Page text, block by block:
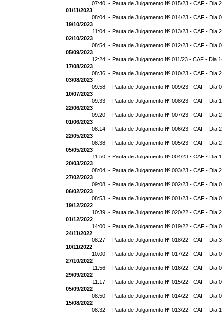
07:40 - Pauta de Julgamento Nº 015/23 - CAF - Dia
01/11/2023
08:04 - Pauta de Julgamento Nº 014/23 - CAF - Dia
19/10/2023
11:04 - Pauta de Julgamento Nº 013/23 - CAF - Dia
02/10/2023
08:54 - Pauta de Julgamento Nº 012/23 - CAF - Dia
05/09/2023
12:24 - Pauta de Julgamento Nº 011/23 - CAF - Dia
17/08/2023
08:36 - Pauta de Julgamento Nº 010/23 - CAF - Dia
03/08/2023
09:58 - Pauta de Julgamento Nº 009/23 - CAF - Dia
10/07/2023
09:33 - Pauta de Julgamento Nº 008/23 - CAF - Dia
22/06/2023
09:20 - Pauta de Julgamento Nº 007/23 - CAF - Dia
01/06/2023
08:14 - Pauta de Julgamento Nº 006/23 - CAF - Dia
22/05/2023
08:38 - Pauta de Julgamento Nº 005/23 - CAF - Dia
05/05/2023
11:50 - Pauta de Julgamento Nº 004/23 - CAF - Dia
20/03/2023
08:04 - Pauta de Julgamento Nº 003/23 - CAF - Dia
27/02/2023
09:08 - Pauta de Julgamento Nº 002/23 - CAF - Dia
06/02/2023
08:53 - Pauta de Julgamento Nº 001/23 - CAF - Dia
19/12/2022
10:39 - Pauta de Julgamento Nº 020/22 - CAF - Dia
01/12/2022
14:00 - Pauta de Julgamento Nº 019/22 - CAF - Dia
24/11/2022
08:27 - Pauta de Julgamento Nº 018/22 - CAF - Dia
10/11/2022
10:00 - Pauta de Julgamento Nº 017/22 - CAF - Dia
27/10/2022
11:56 - Pauta de Julgamento Nº 016/22 - CAF - Dia
29/09/2022
11:17 - Pauta de Julgamento Nº 015/22 - CAF - Dia
05/09/2022
08:50 - Pauta de Julgamento Nº 014/22 - CAF - Dia
15/08/2022
08:32 - Pauta de Julgamento Nº 013/22 - CAF - Dia